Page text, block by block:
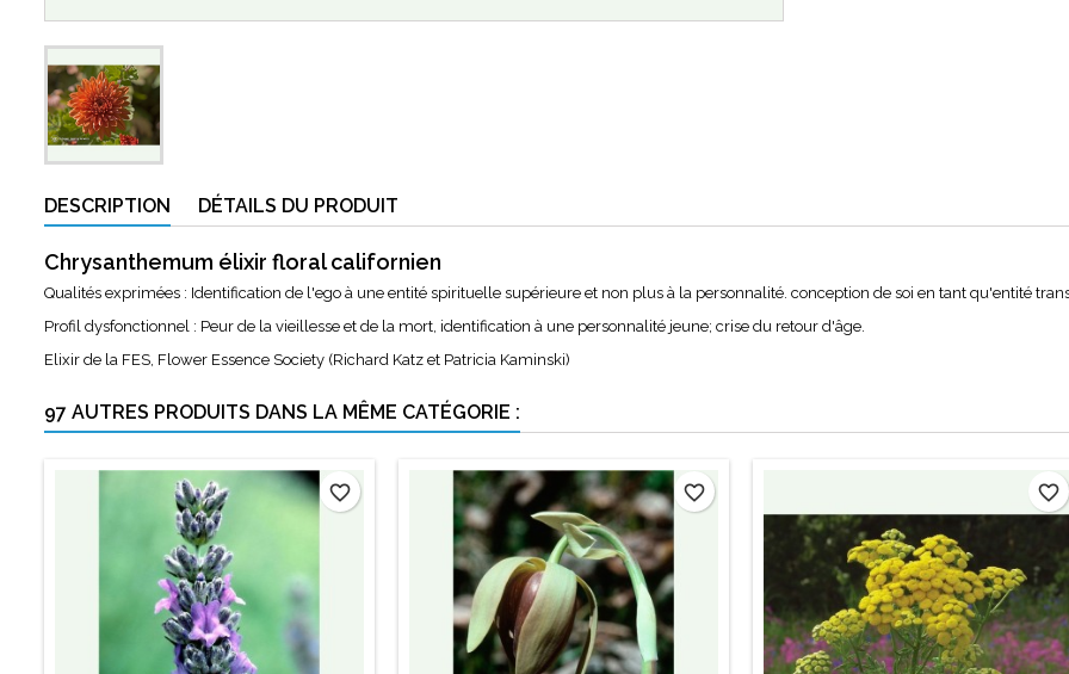
DESCRIPTION DÉTAILS DU PRODUIT
Chrysanthemum élixir floral californien
Qualités exprimées : Identification de l'ego à une entité spirituelle supérieure et non plus à la personnalité. conception de soi en tant qu'entité
Profil dysfonctionnel : Peur de la vieillesse et de la mort, identification à une personnalité jeune; crise du retour d'âge.
Elixir de la FES, Flower Essence Society (Richard Katz et Patricia Kaminski)
97 AUTRES PRODUITS DANS LA MÊME CATÉGORIE :
favorite_border favorite_border favorite_border